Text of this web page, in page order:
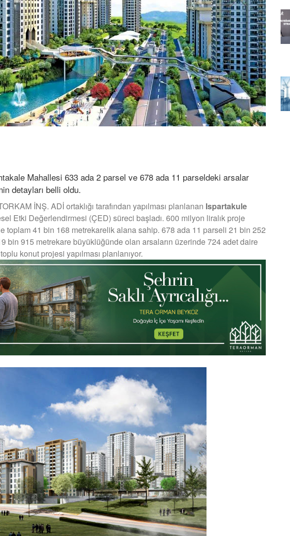
Mahallesi 633 ada 2 parsel ve 678 ada 11 parseldeki arsalar
detayları belli oldu.
İNŞ. ADİ ortaklığı tarafından yapılması planlanan Ispartakule
Etki Değerlendirmesi (ÇED) süreci başladı. 600 milyon liralık proje
toplam 41 bin 168 metrekarelik alana sahip. 678 ada 11 parseli 21 bin 252
bin 915 metrekare büyüklüğünde olan arsaların üzerinde 724 adet daire
konut projesi yapılması planlanıyor.